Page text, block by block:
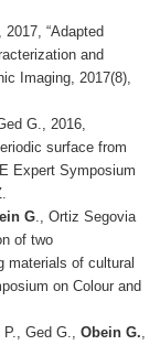
2017, “Adapted
and
Imaging 2017(8),
G., 2016,
surface from
Expert Symposium
G ., Ortiz Segovia
of two
materials of cultural
on Colour and
Ged G., Obein G.